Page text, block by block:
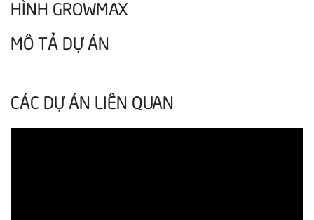
HÌNH GROWMAX
MÔ TẢ DỰ ÁN
CÁC DỰ ÁN LIÊN QUAN